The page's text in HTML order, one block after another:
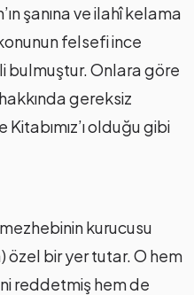
şanına ve ilahî kelama
felsefi ince
bulmuştur. Onlara göre
gereksiz
olduğu gibi
kurucusu
özel bir yer tutar. O hem
reddetmiş hem de